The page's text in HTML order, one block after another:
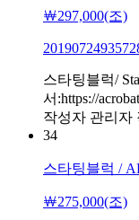
￦297,000(조)
스타팅블럭/
서:https://
작성자 관리자
34
스타팅블럭 /
￦275,000(조)